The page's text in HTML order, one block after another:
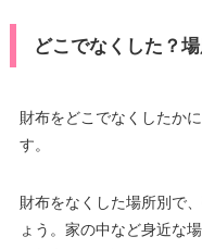
どこでなくした？
財布をどこでなくしたか
す。
財布をなくした場所別で
ょう。家の中など身近な